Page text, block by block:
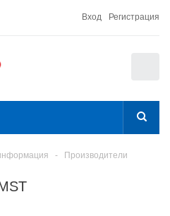
Вход Регистрация
- Производители